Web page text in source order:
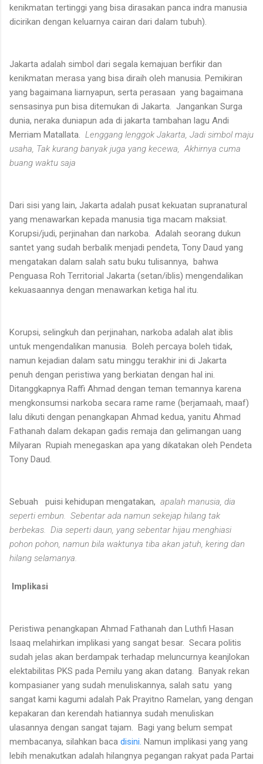
kenikmatan tertinggi yang bisa dirasakan panca indra manusia
dicirikan dengan keluarnya cairan dari dalam tubuh).
Jakarta adalah simbol dari segala kemajuan berfikir dan
kenikmatan merasa yang bisa diraih oleh manusia. Pemikiran
yang bagaimana liarnyapun, serta perasaan yang bagaimana
sensasinya pun bisa ditemukan di Jakarta. Jangankan Surga
dunia, neraka duniapun ada di jakarta tambahan lagu Andi
Merriam Matallata. Lenggang lenggok Jakarta, Jadi simbol maju
usaha, Tak kurang banyak juga yang kecewa, Akhirnya cuma
buang waktu saja
Dari sisi yang lain, Jakarta adalah pusat kekuatan supranatural
yang menawarkan kepada manusia tiga macam maksiat.
Korupsi/judi, perjinahan dan narkoba. Adalah seorang dukun
santet yang sudah berbalik menjadi pendeta, Tony Daud yang
mengatakan dalam salah satu buku tulisannya, bahwa
Penguasa Roh Territorial Jakarta (setan/iblis) mengendalikan
kekuasaannya dengan menawarkan ketiga hal itu.
Korupsi, selingkuh dan perjinahan, narkoba adalah alat iblis
untuk mengendalikan manusia. Boleh percaya boleh tidak,
namun kejadian dalam satu minggu terakhir ini di Jakarta
penuh dengan peristiwa yang berkiatan dengan hal ini.
Ditanggkapnya Raffi Ahmad dengan teman temannya karena
mengkonsumsi narkoba secara rame rame (berjamaah, maaf)
lalu dikuti dengan penangkapan Ahmad kedua, yanitu Ahmad
Fathanah dalam dekapan gadis remaja dan gelimangan uang
Milyaran Rupiah menegaskan apa yang dikatakan oleh Pendeta
Tony Daud.
Sebuah puisi kehidupan mengatakan, apalah manusia, dia
seperti embun. Sebentar ada namun sekejap hilang tak
berbekas. Dia seperti daun, yang sebentar hijau menghiasi
pohon pohon, namun bila waktunya tiba akan jatuh, kering dan
hilang selamanya.
Implikasi
Peristiwa penangkapan Ahmad Fathanah dan Luthfi Hasan
Isaaq melahirkan implikasi yang sangat besar. Secara politis
sudah jelas akan berdampak terhadap meluncurnya keanjlokan
elektabilitas PKS pada Pemilu yang akan datang. Banyak rekan
kompasianer yang sudah menuliskannya, salah satu yang
sangat kami kagumi adalah Pak Prayitno Ramelan, yang dengan
kepakaran dan kerendah hatiannya sudah menuliskan
ulasannya dengan sangat tajam. Bagi yang belum sempat
membacanya, silahkan baca disini. Namun implikasi yang yang
lebih menakutkan adalah hilangnya pegangan rakyat pada Partai